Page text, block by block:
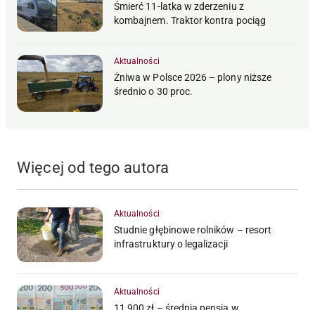
Śmierć 11-latka w zderzeniu z
kombajnem. Traktor kontra pociąg
Aktualności
Żniwa w Polsce 2026 – plony niższe
średnio o 30 proc.
Więcej od tego autora
Aktualności
Studnie głębinowe rolników – resort
infrastruktury o legalizacji
Aktualności
11 900 zł – średnia pensja w